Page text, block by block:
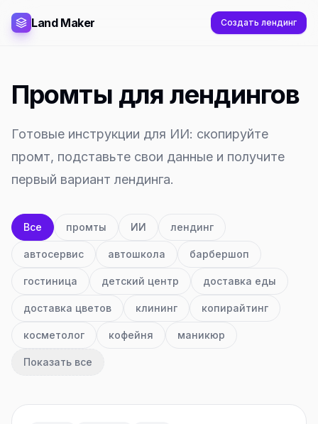
Land Maker Создать лендинг
Промты для лендингов
Готовые инструкции для ИИ: скопируйте
промт, подставьте свои данные и получите
первый вариант лендинга.
Все промты ИИ лендинг
автосервис автошкола барбершоп
гостиница детский центр доставка еды
доставка цветов клининг копирайтинг
косметолог кофейня маникюр
Показать все